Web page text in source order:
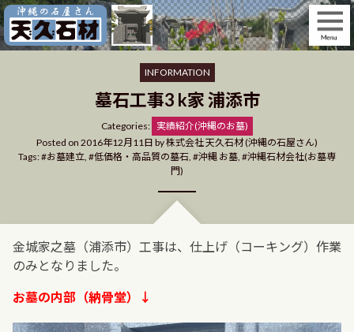
Skip
to
content
INFORMATION
墓石工事3 k家 浦添市
Categories: Categories
実績紹介(沖縄のお墓)
Posted on 2016年12月11日 by株式会社 天久石材 (沖縄の石屋さん)
Tags:
お墓建立, 低価格・高品質の墓石, 沖縄 お墓,
沖縄石材会社(お墓専
門)
金城家之墓（浦添市）工事は、仕上げ（コーキング）作業
のみとなりました。
お墓の内部（納骨堂）↓